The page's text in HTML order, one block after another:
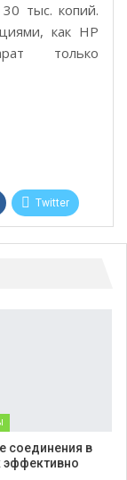
тыс. копий.
как HP
только
Twitter
соединения в
эффективно